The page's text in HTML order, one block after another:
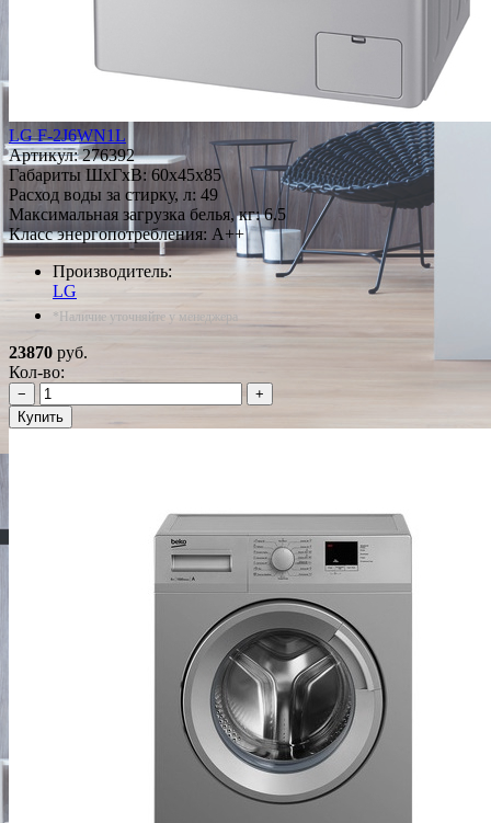
LG F-2J6WN1L
Артикул:276392
Габариты ШxГxВ: 60x45x85
Расход воды за стирку, л: 49
Максимальная загрузка белья, кг: 6.5
Класс энергопотребления: A++
Производитель:
LG
*Наличие уточняйте у менеджера
23870 руб.
Кол-во:
−
+
Купить